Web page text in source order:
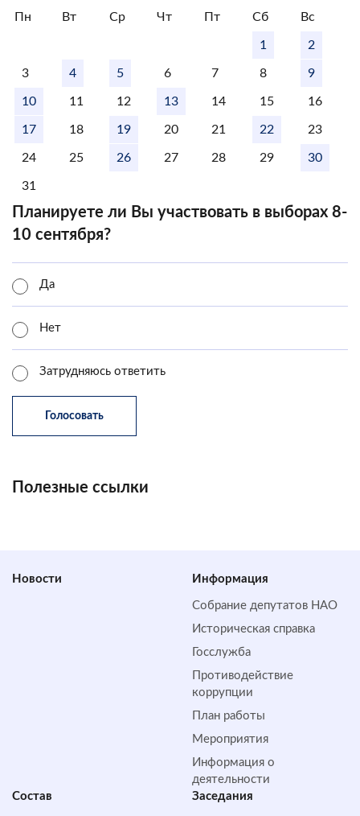
Пн Вт Ср Чт Пт Сб Вс
1 2
3 4 5 6 7 8 9
10 11 12 13 14 15 16
17 18 19 20 21 22 23
24 25 26 27 28 29 30
31
Планируете ли Вы участвовать в выборах 8-
10 сентября?
Да
Нет
Затрудняюсь ответить
Полезные ссылки
Новости Информация
Собрание депутатов НАО
Историческая справка
Госслужба
Противодействие
коррупции
План работы
Мероприятия
Информация о
деятельности
Состав
Заседания